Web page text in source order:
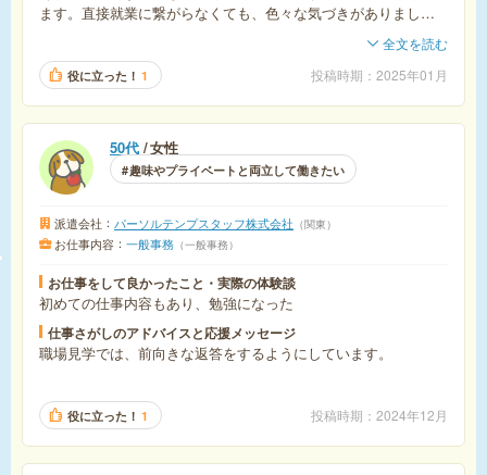
ます。直接就業に繋がらなくても、色々な気づきがありまし
ただ当り前のことですが、連絡をいただいたときは第一希望で
なくても、すぐに対応するべきだと思います。
全文を読む
役に立った！ 1 投稿時期 2025年01月
50代 女性
趣味やプライベートと両立して働きたい
派遣会社 パーソルテンプスタッフ株式会社 関東
お仕事内容 一般事務 一般事務
お仕事をして良かったこと・実際の体験談
初めての仕事内容もあり、勉強になった
仕事さがしのアドバイスと応援メッセージ
職場見学では、前向きな返答をするようにしています。
役に立った！ 1 投稿時期 2024年12月